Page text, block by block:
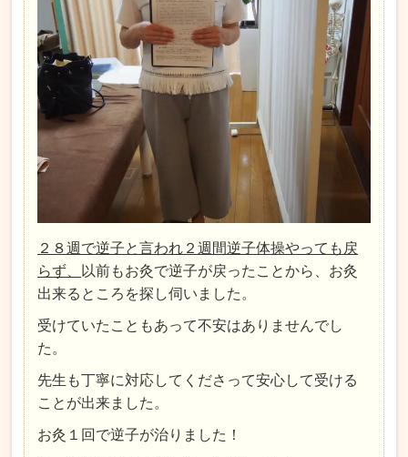
２８週で逆子と言われ２週間逆子体操やっても戻
らず、
以前もお灸で逆子が戻ったことから、お灸
出来るところを探し伺いました。
受けていたこともあって不安はありませんでし
た。
先生も丁寧に対応してくださって安心して受ける
ことが出来ました。
お灸１回で逆子が治りました！